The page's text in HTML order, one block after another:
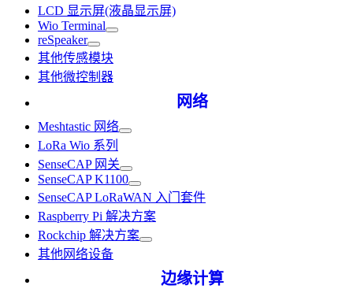
LCD 显示屏(液晶显示屏)
Wio Terminal
reSpeaker
其他传感模块
其他微控制器
网络
Meshtastic 网络
LoRa Wio 系列
SenseCAP 网关
SenseCAP K1100
SenseCAP LoRaWAN 入门套件
Raspberry Pi 解决方案
Rockchip 解决方案
其他网络设备
边缘计算